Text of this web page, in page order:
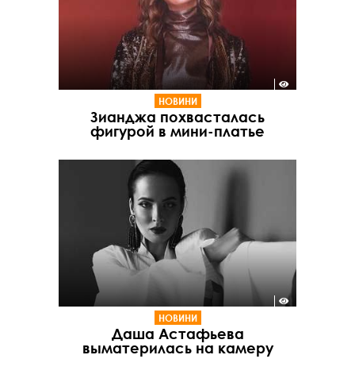
НОВИНИ
Зианджа похвасталась
фигурой в мини-платье
НОВИНИ
Даша Астафьева
выматерилась на камеру